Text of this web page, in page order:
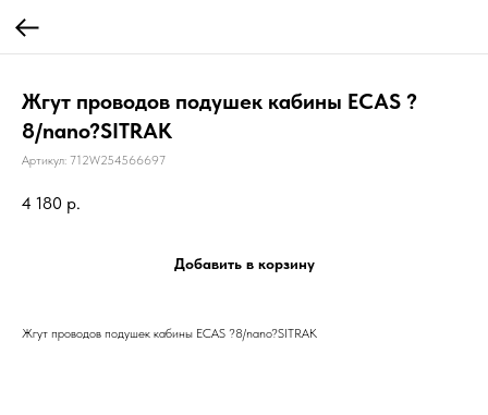
Жгут проводов подушек кабины ECAS ?
8/nano?SITRAK
Артикул: 712W254566697
4 180 р.
Добавить в корзину
Жгут проводов подушек кабины ECAS ?8/nano?SITRAK